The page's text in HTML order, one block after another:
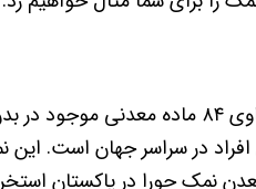
به‌عنوان خالص‌ترین نمک در جهان و
افراد در سراسر جهان است.
نمک حورا در پاکستان